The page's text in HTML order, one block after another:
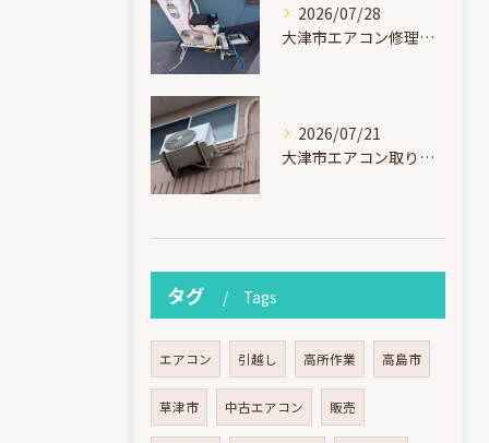
2026/07/28
大津市エアコン修理｜冷媒漏れを特定！高所作業で東芝RAS-F221ARTを修理・ガスチャージ
2026/07/21
大津市エアコン取り付け｜他社で断られたマンション3階の壁面アングル高所作業（ハイセンス HA-J22H-W・プレジーオビワコ）
タグ Tags
エアコン 引越し 高所作業 高島市
草津市 中古エアコン 販売